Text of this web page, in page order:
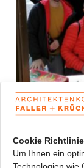
Cookie
Um Ihnen ein
18. April